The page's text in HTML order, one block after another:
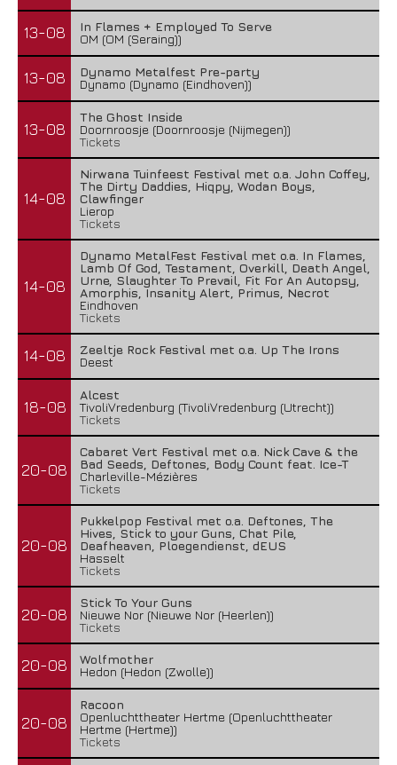
13-08
In Flames + Employed To Serve
OM (OM (Seraing))
13-08
Dynamo Metalfest Pre-party
Dynamo (Dynamo (Eindhoven))
13-08
The Ghost Inside
Doornroosje (Doornroosje (Nijmegen))
Tickets
14-08
Nirwana Tuinfeest Festival met o.a. John Coffey,
The Dirty Daddies, Hiqpy, Wodan Boys,
Clawfinger
Lierop
Tickets
14-08
Dynamo MetalFest Festival met o.a. In Flames,
Lamb Of God, Testament, Overkill, Death Angel,
Urne, Slaughter To Prevail, Fit For An Autopsy,
Amorphis, Insanity Alert, Primus, Necrot
Eindhoven
Tickets
14-08
Zeeltje Rock Festival met o.a. Up The Irons
Deest
18-08
Alcest
TivoliVredenburg (TivoliVredenburg (Utrecht))
Tickets
20-08
Cabaret Vert Festival met o.a. Nick Cave & the
Bad Seeds, Deftones, Body Count feat. Ice-T
Charleville-Mézières
Tickets
20-08
Pukkelpop Festival met o.a. Deftones, The
Hives, Stick to your Guns, Chat Pile,
Deafheaven, Ploegendienst, dEUS
Hasselt
Tickets
20-08
Stick To Your Guns
Nieuwe Nor (Nieuwe Nor (Heerlen))
Tickets
20-08
Wolfmother
Hedon (Hedon (Zwolle))
20-08
Racoon
Openluchttheater Hertme (Openluchttheater
Hertme (Hertme))
Tickets